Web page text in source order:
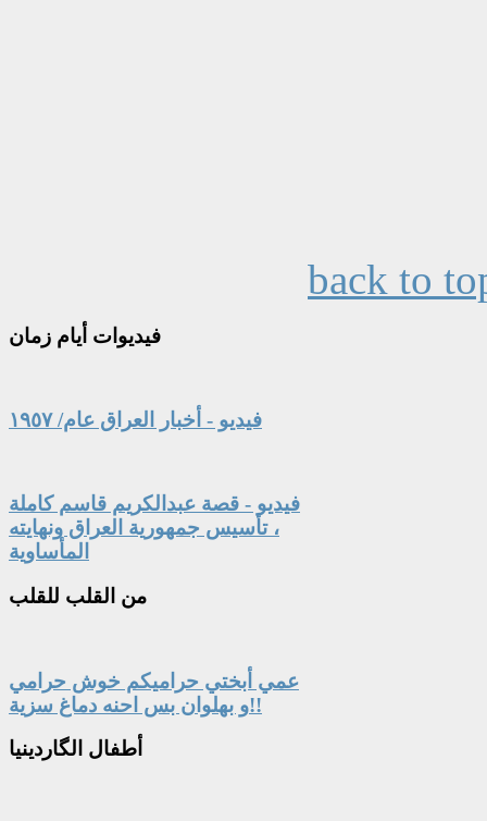
back to
فيديوات أيام زمان
فيديو - أخبار العراق عام/ ١٩٥٧
فيديو - قصة عبدالكريم قاسم كاملة
، تأسيس جمهورية العراق ونهايته
المأساوية
من القلب للقلب
عمي أبختي حراميكم خوش حرامي
و بهلوان بس احنه دماغ سزية!!
أطفال الگاردينيا